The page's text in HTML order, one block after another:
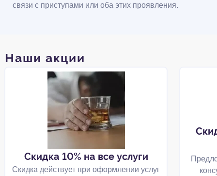
связи с приступами или оба этих проявления.
Наши акции
Скидка 10% на все услуги
Скидка действует при оформлении услуг